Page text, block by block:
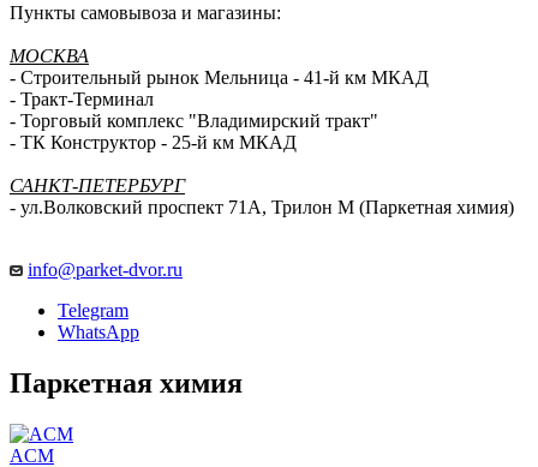
Пункты самовывоза и магазины:
МОСКВА
- Строительный рынок Мельница - 41-й км МКАД
- Тракт-Терминал
- Торговый комплекс "Владимирский тракт"
- ТК Конструктор - 25-й км МКАД
САНКТ-ПЕТЕРБУРГ
- ул.Волковский проспект 71А, Трилон М (Паркетная химия)
info@parket-dvor.ru
Telegram
WhatsApp
Паркетная химия
ACM